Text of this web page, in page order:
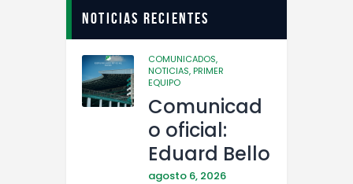
Noticias recientes
COMUNICADOS,
NOTICIAS,PRIMER
EQUIPO
Comunicad
o oficial:
Eduard Bello
agosto 6, 2026